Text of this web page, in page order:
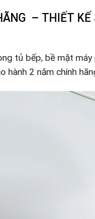
– THIẾT KẾ
tủ bếp, bề mặt
hành 2 năm chính